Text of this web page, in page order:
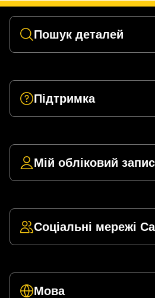
Пошук деталей
Підтримка
Мій обліковий запис
Соціальні мережі
Мова